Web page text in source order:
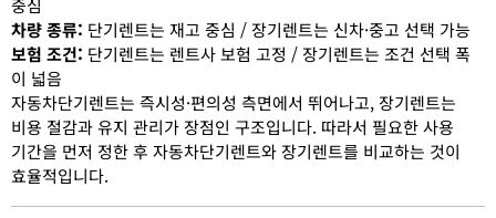
중심
차량 종류: 단기렌트는 재고 중심 / 장기렌트는 신차·중고 선택 가능
보험 조건: 단기렌트는 렌트사 보험 고정 / 장기렌트는 조건 선택 폭
이 넓음
자동차단기렌트는 즉시성·편의성 측면에서 뛰어나고, 장기렌트는
비용 절감과 유지 관리가 장점인 구조입니다. 따라서 필요한 사용
기간을 먼저 정한 후 자동차단기렌트와 장기렌트를 비교하는 것이
효율적입니다.